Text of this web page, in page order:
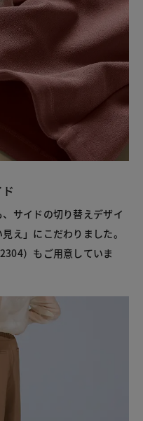
サイドの切り替えデザイ
え」にこだわりました。
）もご用意していま